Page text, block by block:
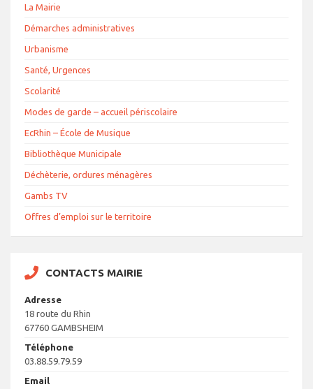
La Mairie
Démarches administratives
Urbanisme
Santé, Urgences
Scolarité
Modes de garde – accueil périscolaire
EcRhin – École de Musique
Bibliothèque Municipale
Déchèterie, ordures ménagères
Gambs TV
Offres d’emploi sur le territoire
CONTACTS MAIRIE
Adresse
18 route du Rhin
67760 GAMBSHEIM
Téléphone
03.88.59.79.59
Email